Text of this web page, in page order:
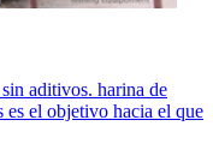
aditivos. harina de
es el objetivo hacia el que